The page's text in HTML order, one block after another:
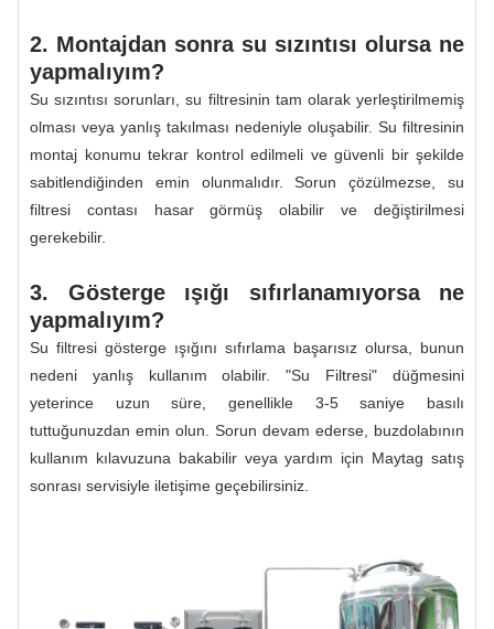
2. Montajdan sonra su sızıntısı olursa ne
yapmalıyım?
Su sızıntısı sorunları, su filtresinin tam olarak yerleştirilmemiş
olması veya yanlış takılması nedeniyle oluşabilir. Su filtresinin
montaj konumu tekrar kontrol edilmeli ve güvenli bir şekilde
sabitlendiğinden emin olunmalıdır. Sorun çözülmezse, su
filtresi contası hasar görmüş olabilir ve değiştirilmesi
gerekebilir.
3. Gösterge ışığı sıfırlanamıyorsa ne
yapmalıyım?
Su filtresi gösterge ışığını sıfırlama başarısız olursa, bunun
nedeni yanlış kullanım olabilir. "Su Filtresi" düğmesini
yeterince uzun süre, genellikle 3-5 saniye basılı
tuttuğunuzdan emin olun. Sorun devam ederse, buzdolabının
kullanım kılavuzuna bakabilir veya yardım için Maytag satış
sonrası servisiyle iletişime geçebilirsiniz.